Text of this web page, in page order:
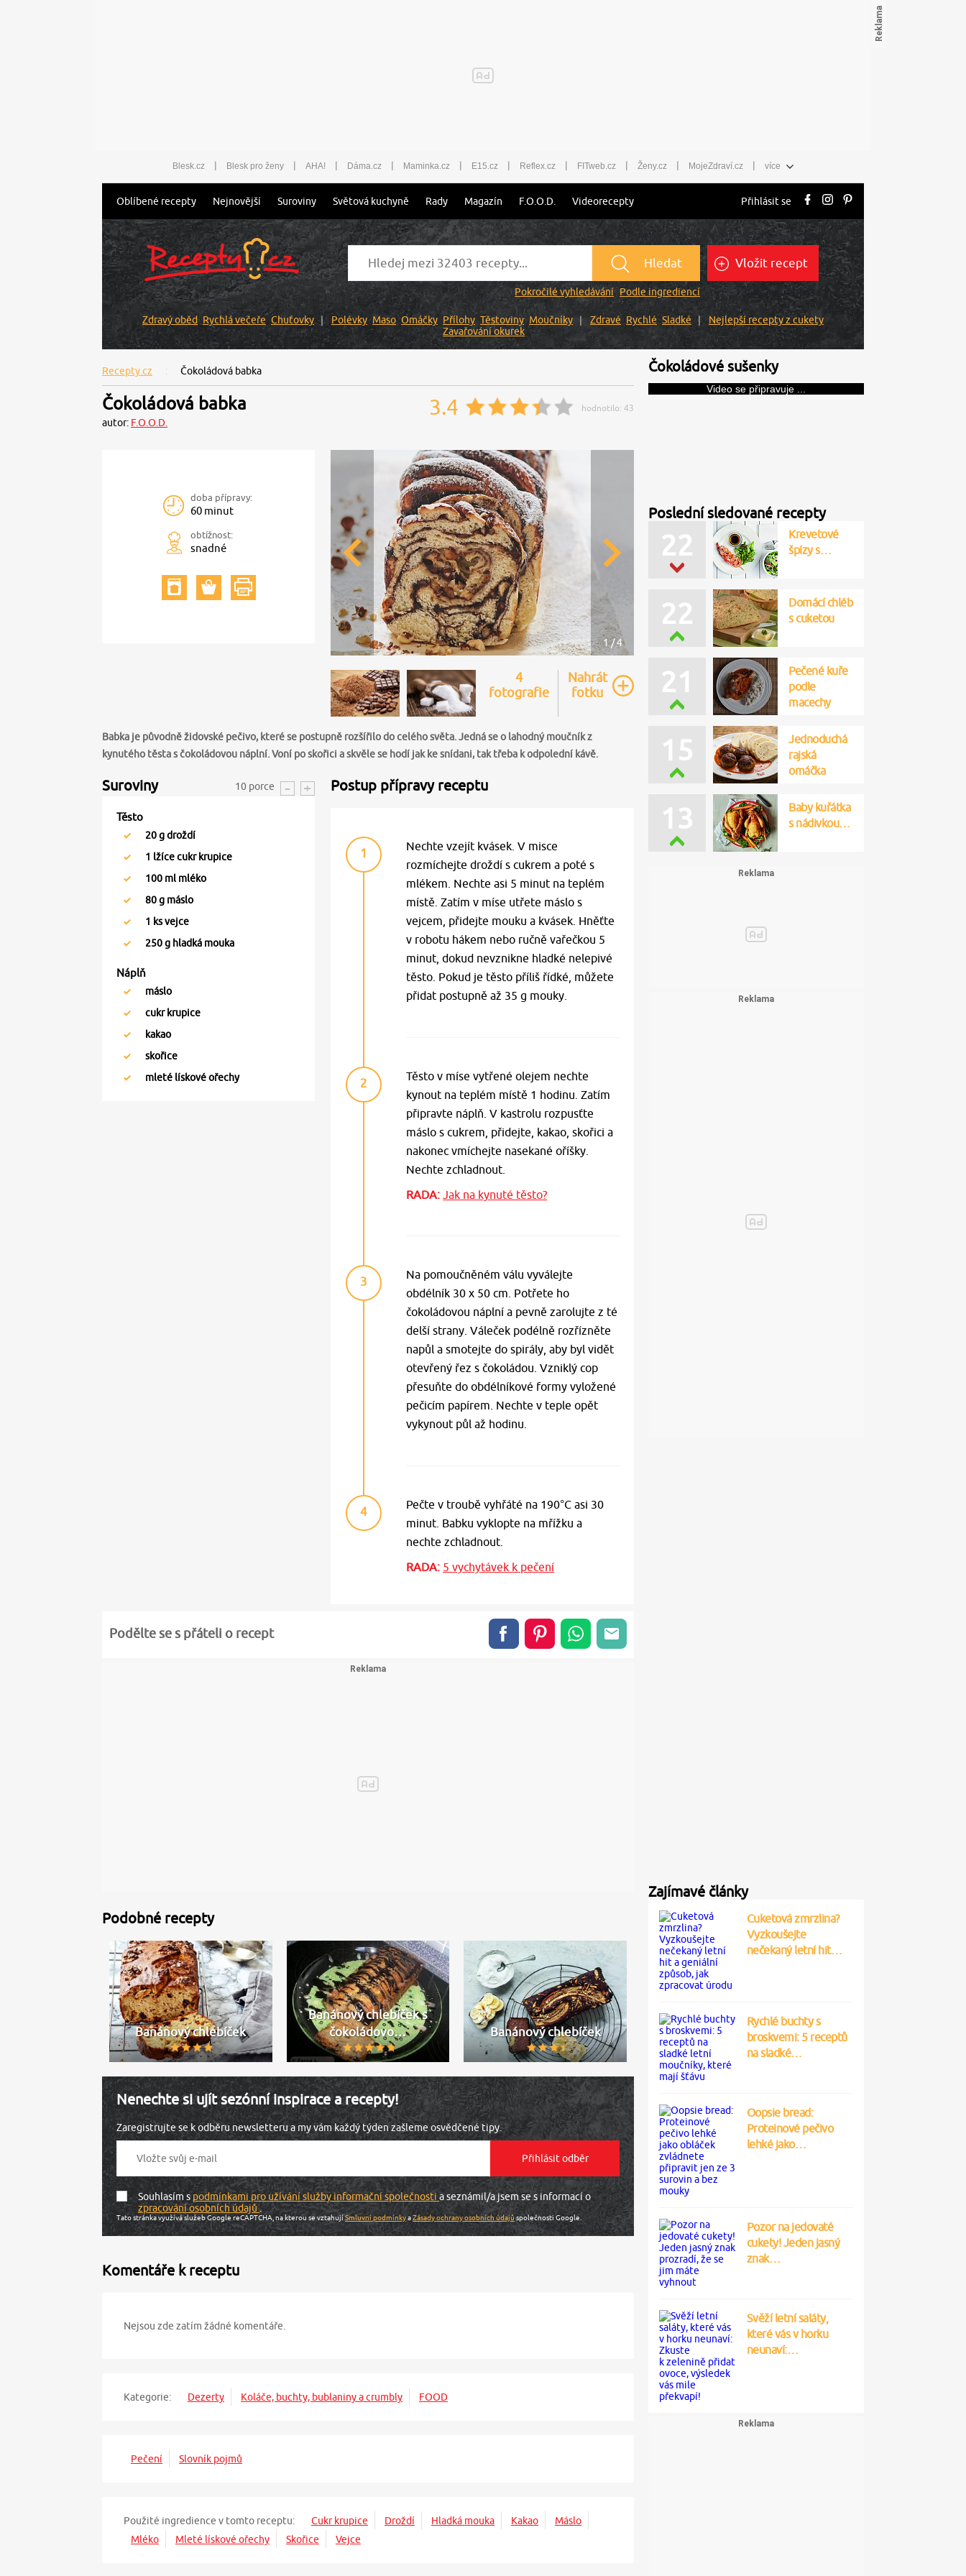
Blesk.cz | Blesk pro ženy | AHA! | Dáma.cz | Maminka.cz | E15.cz | Reflex.cz | FITweb.cz | Ženy.cz | MojeZdraví.cz | více
Oblíbené recepty Nejnovější Suroviny Světová kuchyně Rady Magazín F.O.O.D. Videorecepty Přihlásit se
Hledat
Pokročilé vyhledávání Podle ingrediencí
Vložit recept
Zdravý oběd Rychlá večeře Chuťovky Polévky Maso Omáčky Přílohy Těstoviny Moučníky Zdravé Rychlé Sladké
Nejlepší recepty z cukety
Zavařování okurek
Recepty.cz Čokoládová babka
Čokoládová babka
autor: F.O.O.D.
3.4 hodnotilo: 43
doba přípravy:
60 minut
obtížnost:
snadné
1 / 4
4
fotografie
Nahrát
fotku
Babka je původně židovské pečivo, které se postupně rozšířilo do celého světa. Jedná se o lahodný moučník z
kynutého těsta s čokoládovou náplní. Voní po skořici a skvěle se hodí jak ke snídani, tak třeba k odpolední kávě.
Suroviny 10 porce
Těsto
20g droždí
1 lžíce cukr krupice
100 ml mléko
80g máslo
1 ks vejce
250g hladká mouka
Náplň
máslo
cukr krupice
kakao
skořice
mleté lískové ořechy
Postup přípravy receptu
1
Nechte vzejít kvásek. V misce
rozmíchejte droždí s cukrem a poté s
mlékem. Nechte asi 5 minut na teplém
místě. Zatím v míse utřete máslo s
vejcem, přidejte mouku a kvásek. Hněťte
v robotu hákem nebo ručně vařečkou 5
minut, dokud nevznikne hladké nelepivé
těsto. Pokud je těsto příliš řídké, můžete
přidat postupně až 35 g mouky.
2
Těsto v míse vytřené olejem nechte
kynout na teplém místě 1 hodinu. Zatím
připravte náplň. V kastrolu rozpusťte
máslo s cukrem, přidejte, kakao, skořici a
nakonec vmíchejte nasekané oříšky.
Nechte zchladnout.
RADA:Jak na kynuté těsto?
3
Na pomoučněném válu vyválejte
obdélník 30 x 50 cm. Potřete ho
čokoládovou náplní a pevně zarolujte z té
delší strany. Váleček podélně rozřízněte
napůl a smotejte do spirály, aby byl vidět
otevřený řez s čokoládou. Vzniklý cop
přesuňte do obdélníkové formy vyložené
pečicím papírem. Nechte v teple opět
vykynout půl až hodinu.
4
Pečte v troubě vyhřáté na 190°C asi 30
minut. Babku vyklopte na mřížku a
nechte zchladnout.
RADA: 5 vychytávek k pečení
Podělte se s přáteli o recept
Podobné recepty
Banánový chlebíček
Banánový chlebíček s
čokoládovo…
Banánový chlebíček
Nenechte si ujít sezónní inspirace a recepty!
Zaregistrujte se k odběru newsletteru a my vám každý týden zašleme osvědčené tipy.
Souhlasím spodmínkami pro užívání služby informační společnosti a seznámil/a jsem se s informací o
zpracování osobních údajů.
Tato stránka využívá služeb Google reCAPTCHA, na kterou se vztahujíSmluvní podmínkyaZásady ochrany osobních údajůspolečnosti Google.
Komentáře k receptu
Nejsou zde zatím žádné komentáře.
Kategorie: Dezerty Koláče, buchty, bublaniny a crumbly FOOD
Pečení Slovník pojmů
Použité ingredience v tomto receptu: Cukr krupice Droždí Hladká mouka Kakao
Máslo
Mléko
Mleté lískové ořechy Skořice Vejce
Čokoládové sušenky
Video se připravuje ...
Poslední sledované recepty
22
Krevetové
špízy s…
22
Domácí chléb
s cuketou
21
Pečené kuře
podle
macechy
15
Jednoduchá
rajská
omáčka
13
Baby kuřátka
s nádivkou…
Zajímavé články
Cuketová zmrzlina?
Vyzkoušejte
nečekaný letní hit…
Rychlé buchty s
broskvemi: 5 receptů
na sladké…
Oopsie bread:
Proteinové pečivo
lehké jako…
Pozor na jedovaté
cukety! Jeden jasný
znak…
Svěží letní saláty,
které vás v horku
neunaví:…